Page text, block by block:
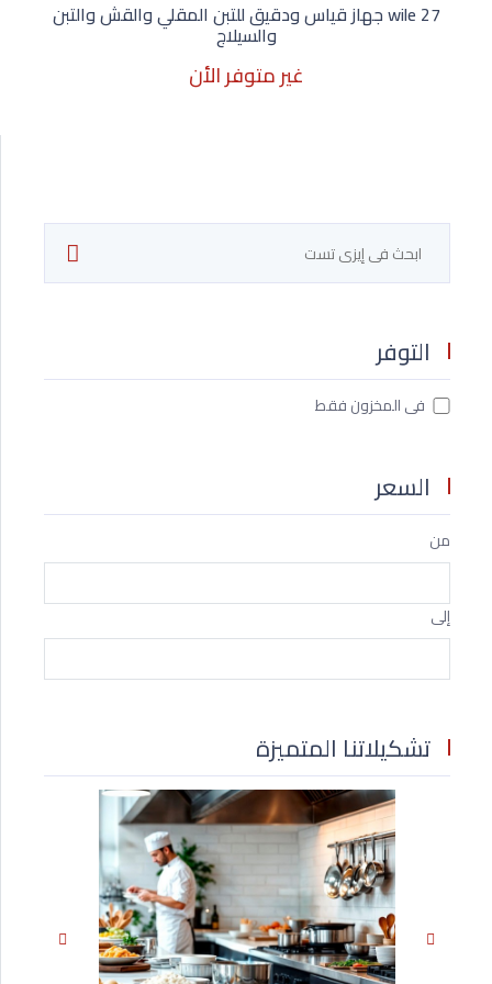
wile 27 جهاز قياس ودقيق للتبن المقلي والقش والتبن
والسيلاج
غير متوفر الأن
التوفر
فى المخزون فقط
السعر
من
إلى
تشكيلاتنا المتميزة